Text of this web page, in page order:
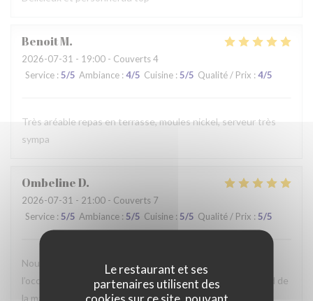
Le restaurant et ses
partenaires utilisent des
cookies sur ce site, pouvant
BenoitM
2026-07-31 - 19:00 - Couverts 4
Service : 5/5 Ambiance : 4/5 Cuisine : 5/5 Qualité / Prix : 4/5
Très aréable repas en terrasse, moules nickel, serveur très
sympa
OmbelineD
2026-07-31 - 21:00 - Couverts 7
Service : 5/5 Ambiance : 5/5 Cuisine : 5/5 Qualité / Prix : 5/5
Nous avons passé un agréable moment en famille. Ce fut
l’occasion, pour certains d’entre nous, de découvrir le Nord de
la manière la plus authentique qui soit. Le repas était